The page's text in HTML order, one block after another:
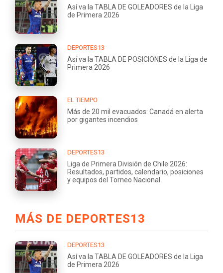
Así va la TABLA DE GOLEADORES de la Liga
de Primera 2026
DEPORTES13
Así va la TABLA DE POSICIONES de la Liga de
Primera 2026
EL TIEMPO
Más de 20 mil evacuados: Canadá en alerta
por gigantes incendios
DEPORTES13
Liga de Primera División de Chile 2026:
Resultados, partidos, calendario, posiciones
y equipos del Torneo Nacional
MÁS DE DEPORTES13
DEPORTES13
Así va la TABLA DE GOLEADORES de la Liga
de Primera 2026